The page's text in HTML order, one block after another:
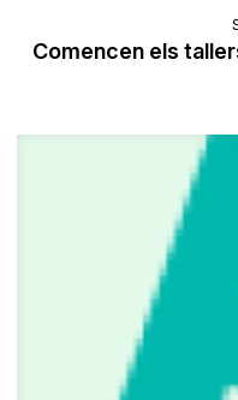
Comencen els